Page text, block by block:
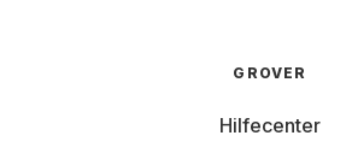
GROVER
Hilfecenter